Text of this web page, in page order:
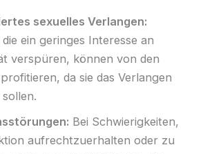
sexuelles Verlangen:
ein geringes Interesse an
verspüren, können von den
da sie das Verlangen
Bei Schwierigkeiten,
aufrechtzuerhalten oder zu